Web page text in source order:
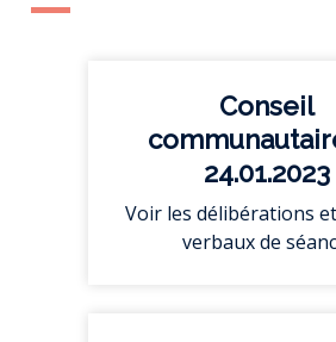
Conseil
24.01.2023
Voir les délibérations
verbaux de